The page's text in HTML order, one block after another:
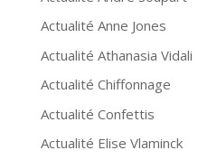
Actualité Anne Jones
Actualité Athanasia Vidali
Actualité Chiffonnage
Actualité Confettis
Actualité Elise Vlaminck